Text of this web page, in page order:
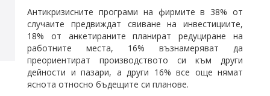
Антикризисните програми на фирмите в 38% от
случаите предвиждат свиване на инвестициите,
18% от анкетираните планират редуциране на
работните места, 16% възнамеряват да
преориентират производството си към други
дейности и пазари, а други 16% все още нямат
яснота относно бъдещите си планове.